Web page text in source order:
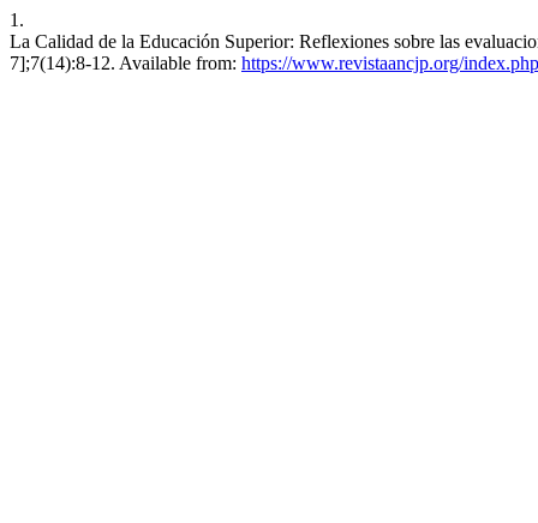
1.
La Calidad de la Educación Superior: Reflexiones sobre las
7];7(14):8-12. Available from: https://www.revistaancjp.org/